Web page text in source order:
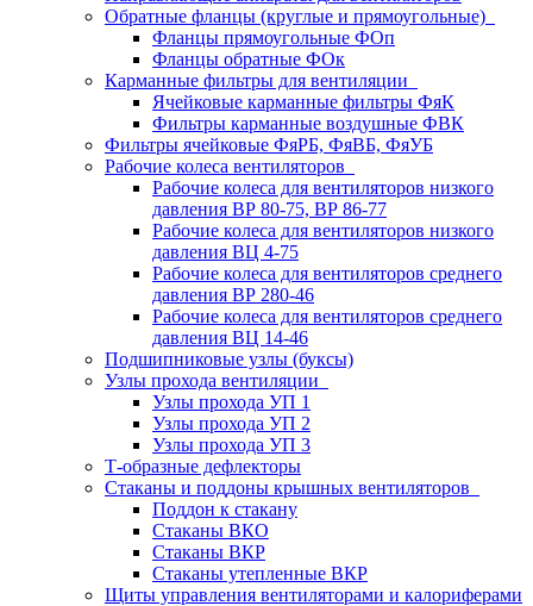
Обратные фланцы (круглые и прямоугольные)
Фланцы прямоугольные ФОп
Фланцы обратные ФОк
Карманные фильтры для вентиляции
Ячейковые карманные фильтры ФяК
Фильтры карманные воздушные ФВК
Фильтры ячейковые ФяРБ, ФяВБ, ФяУБ
Рабочие колеса вентиляторов
Рабочие колеса для вентиляторов низкого
давления ВР 80-75, ВР 86-77
Рабочие колеса для вентиляторов низкого
давления ВЦ 4-75
Рабочие колеса для вентиляторов среднего
давления ВР 280-46
Рабочие колеса для вентиляторов среднего
давления ВЦ 14-46
Подшипниковые узлы (буксы)
Узлы прохода вентиляции
Узлы прохода УП 1
Узлы прохода УП 2
Узлы прохода УП 3
Т-образные дефлекторы
Стаканы и поддоны крышных вентиляторов
Поддон к стакану
Стаканы ВКО
Стаканы ВКР
Стаканы утепленные ВКР
Щиты управления вентиляторами и калориферами